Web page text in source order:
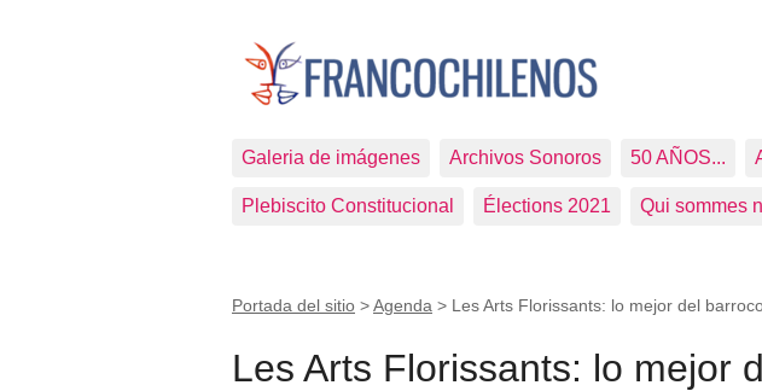
Galeria de imágenes Archivos Sonoros 50 AÑOS...
Plebiscito Constitucional Élections 2021 Qui sommes
Portada del sitio >Agenda > Les Arts Florissants: lo mejor del
Les Arts Florissants: lo mejor